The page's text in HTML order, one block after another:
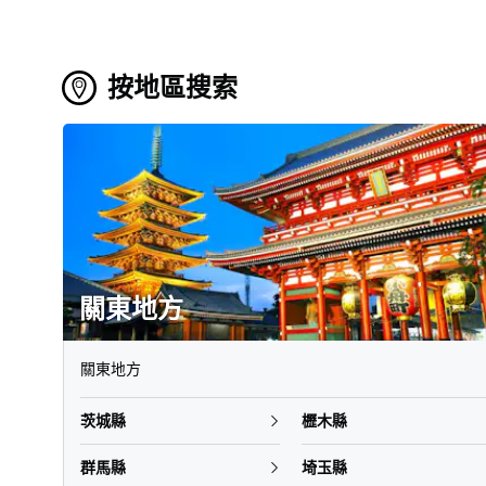
按地區搜索
北海道地方
北海道地方
北海道
東北地方
東北地方
青森縣 岩手縣
宮城縣 秋田縣
關東地方
關東地方
茨城縣 櫪木縣
群馬縣 埼玉縣
北陸-甲信越地方
北陸-甲信越地方
新瀉縣 富山縣
石川縣 福井縣
東海地方
東海地方
岐阜縣 靜岡縣
愛知縣 三重縣
關西地方
關西地方
滋賀縣 京都府
大阪府 兵庫縣
中國地方
中國地方
鳥取縣 島根縣
岡山縣 廣島縣
四國地方
四國地方
德島縣 香川縣
愛媛縣 高知縣
九州地方
九州地方
福岡縣 佐賀縣
長崎縣 熊本縣
沖繩地方
沖繩地方
沖繩縣